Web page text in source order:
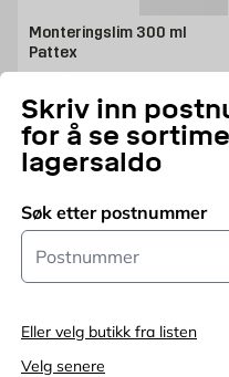
Skriv inn
for å se
lagersaldo
Søk etter postnummer
Postnummer
Eller velg butikk fra listen
Velg senere
Monteringslim 300 ml
Pattex
300 ml
FRA Pris 115 NOK /stk
115 NOK
Legg i handlekurv